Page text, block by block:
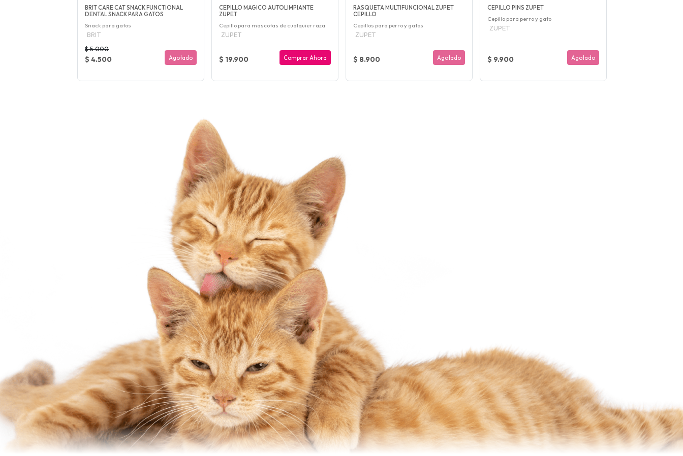
BRIT CARE CAT SNACK FUNCTIONAL
DENTAL SNACK PARA GATOS
Snack para gatos
BRIT
$ 5.000
$ 4.500 Agotado
CEPILLO MAGICO AUTOLIMPIANTE
ZUPET
Cepillo para mascotas de cualquier raza
ZUPET
$ 19.900 Comprar Ahora
RASQUETA MULTIFUNCIONAL ZUPET
CEPILLO
Cepillos para perro y gatos
ZUPET
$ 8.900 Agotado
CEPILLO PINS ZUPET
Cepillo para perro y gato
ZUPET
$ 9.900 Agotado